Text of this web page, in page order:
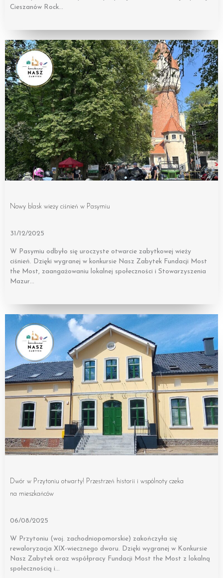
Cieszanów Rock…
Nowy blask wieży ciśnień w Pasymiu
31/12/2025
W Pasymiu odbyło się uroczyste otwarcie zabytkowej wieży
ciśnień. Dzięki wygranej w konkursie Nasz Zabytek Fundacji Most
the Most, zaangażowaniu lokalnej społeczności i Stowarzyszenia
Mazur…
Dwór w Przytoniu otwarty! Przestrzeń historii i wspólnoty czeka
na mieszkańców
06/08/2025
W Przytoniu (woj. zachodniopomorskie) zakończyła się
rewaloryzacja XIX-wiecznego dworu. Dzięki wygranej w Konkursie
Nasz Zabytek oraz współpracy Fundacji Most the Most z lokalną
społecznością i…